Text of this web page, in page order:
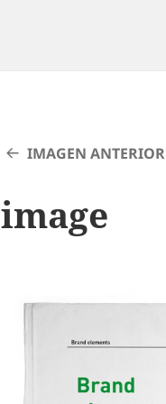
IMAGEN ANTERIOR
image